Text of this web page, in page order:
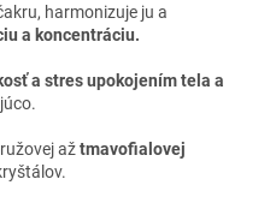
harmonizuje ju a
a koncentráciu.
a stres upokojením tela a
ažtmavofialovej